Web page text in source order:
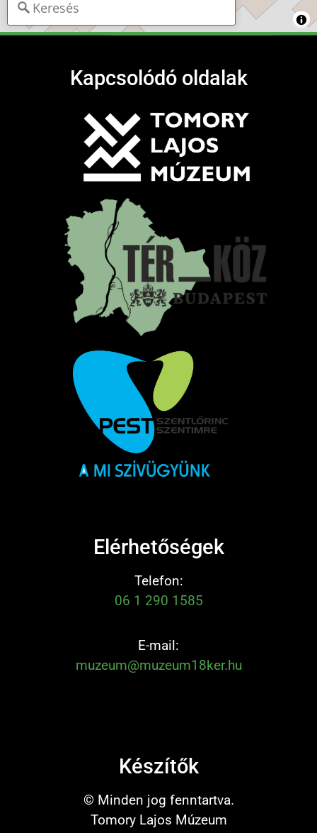
Kapcsolódó oldalak
Elérhetőségek
Telefon:
06 1 290 1585
E-mail:
muzeum@muzeum18ker.hu
Készítők
© Minden jog fenntartva.
Tomory Lajos Múzeum